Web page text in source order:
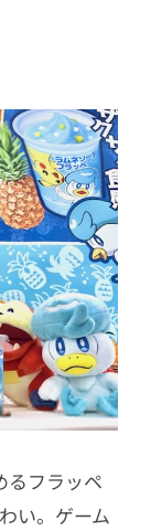
るフラッペ
い。ゲーム